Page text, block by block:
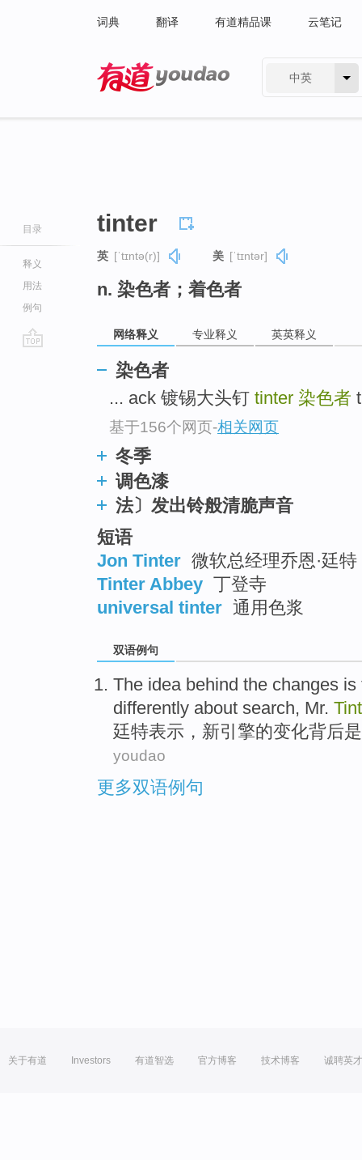
词典 翻译 有道精品课 云笔记
中英
目录
释义
用法
例句
tinter
英 [ˈtɪntə(r)] 美 [ˈtɪntər]
n. 染色者；着色者
网络释义 专业释义 英英释义
染色者
... ack 镀锡大头钉 tinter 染色者
基于156个网页-相关网页
冬季
调色漆
法〕发出铃般清脆声音
短语
Jon Tinter 微软总经理乔恩·廷
Tinter Abbey 丁登寺
universal tinter 通用色浆
双语例句
The idea behind the changes is
differently about search, Mr.
廷特表示，新引擎的变化背后是
youdao
更多双语例句
关于有道 Investors 有道智选 官方博客 技术博客 诚聘英才